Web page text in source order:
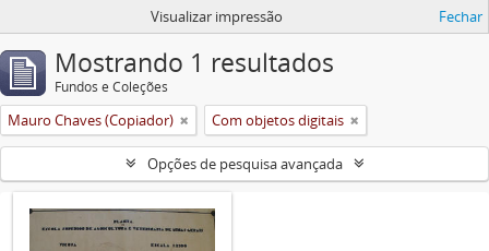
Visualizar impressão Fechar
Mostrando 1 resultados
Fundos e Coleções
Mauro Chaves (Copiador) Com objetos digitais
Opções de pesquisa avançada